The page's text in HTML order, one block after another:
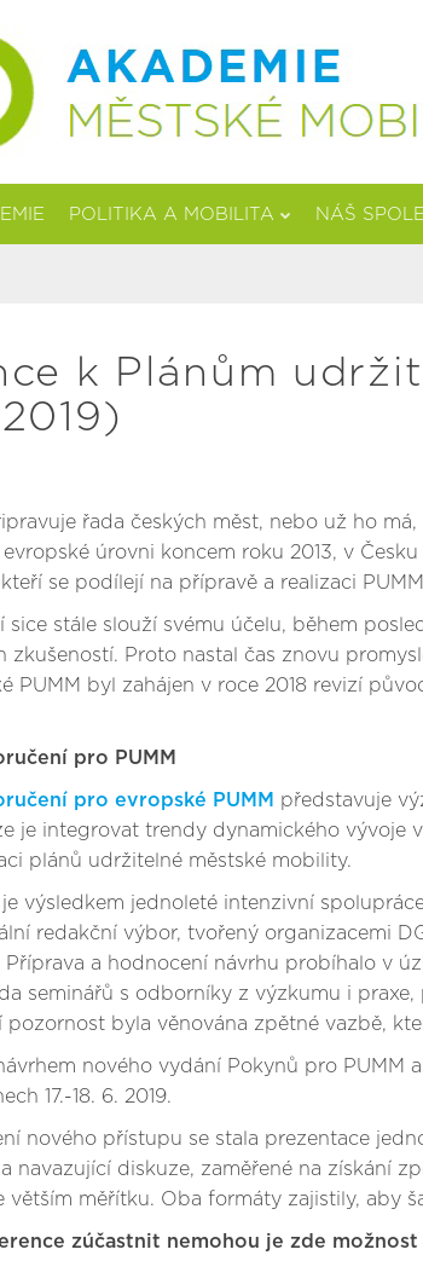
POLITIKA A MOBILITA NÁŠ
k Plánům
řada českých měst, nebo už ho
úrovni koncem roku 2013, v
se podílejí na přípravě a realizaci
sice stále slouží svému účelu, během
zkušeností. Proto nastal čas znovu
PUMM byl zahájen v roce 2018 revizí
pro PUMM
pro evropské PUMM představuje
je integrovat trendy dynamického vývoje
plánů udržitelné městské mobility.
je výsledkem jednoleté intenzivní
redakční výbor, tvořený organizacemi
a hodnocení návrhu probíhalo v
seminářů s odborníky z výzkumu i
pozornost byla věnována zpětné vazbě,
nového vydání Pokynů pro
17.-18. 6. 2019.
nového přístupu se stala prezentace
navazující diskuze, zaměřené na získání
větším měřítku. Oba formáty zajistily, aby
zúčastnit nemohou je zde